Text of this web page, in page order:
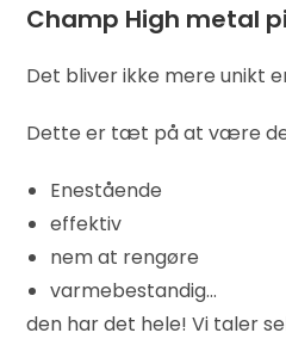
Champ High metal
Det bliver ikke mere unikt
Dette er tæt på at være
Enestående
effektiv
nem at rengøre
varmebestandig…
den har det hele! Vi taler